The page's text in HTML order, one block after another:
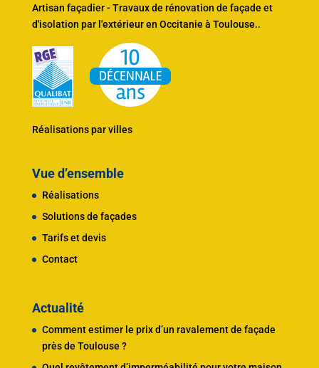
Artisan façadier - Travaux de rénovation de façade et
d'isolation par l'extérieur en Occitanie à Toulouse..
Réalisations par villes
Vue d’ensemble
Réalisations
Solutions de façades
Tarifs et devis
Contact
Actualité
Comment estimer le prix d’un ravalement de façade
près de Toulouse ?